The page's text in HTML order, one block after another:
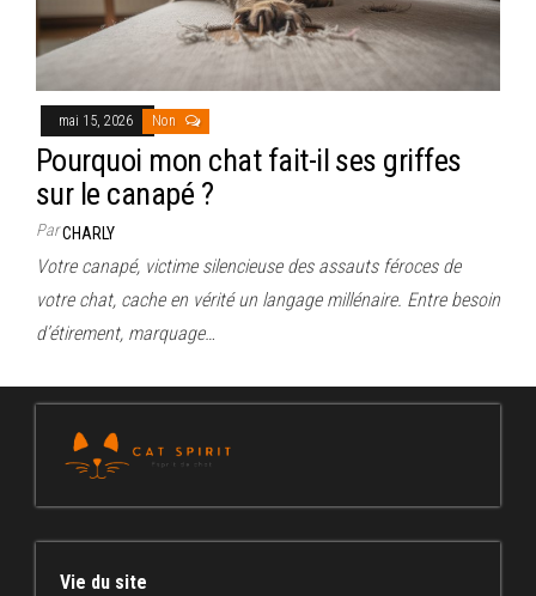
mai 15, 2026 Non
Pourquoi mon chat fait-il ses griffes
sur le canapé ?
ParCHARLY
Votre canapé, victime silencieuse des assauts féroces de
votre chat, cache en vérité un langage millénaire. Entre besoin
d’étirement, marquage…
Vie du site